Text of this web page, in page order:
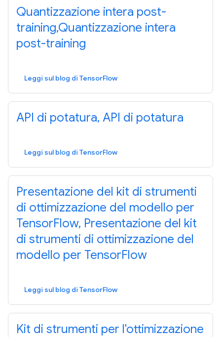
Quantizzazione intera post-
training,Quantizzazione intera
post-training
Leggi sul blog di TensorFlow
API di potatura, API di potatura
Leggi sul blog di TensorFlow
Presentazione del kit di strumenti
di ottimizzazione del modello per
TensorFlow, Presentazione del kit
di strumenti di ottimizzazione del
modello per TensorFlow
Leggi sul blog di TensorFlow
Kit di strumenti per l'ottimizzazione